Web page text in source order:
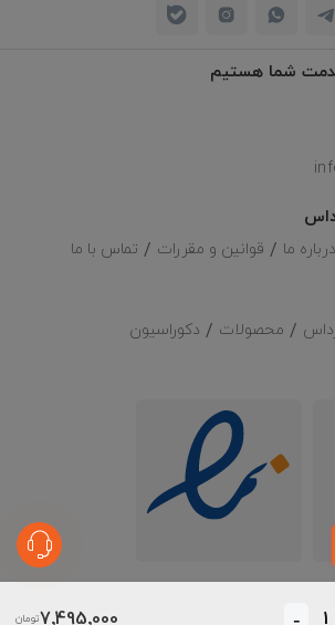
- 7٬495٬000
شما هستیم
درباره ما قوانین و مقررات تماس با ما
محصولات دکوراسیون
وبسایت متعلق به سایت